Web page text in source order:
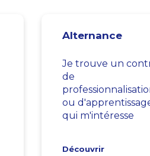
Alternance
Je trouve un
de
ou
qui m'intéresse
Découvrir